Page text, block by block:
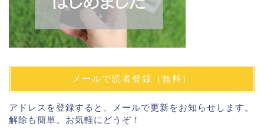
メールで読者登録（無料）
アドレスを登録すると、メールで更新をお知らせします。
解除も簡単。お気軽にどうぞ！